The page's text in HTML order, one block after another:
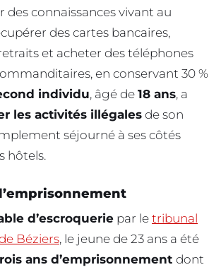
des connaissances vivant au
des cartes bancaires,
et acheter des téléphones
en conservant 30 %
individu, âgé de 18 ans, a
les activités illégalesde son
séjourné à ses côtés
hôtels.
d’escroquerie par le tribunal
Béziers, le jeune de 23 ans a été
ans d’emprisonnement dont